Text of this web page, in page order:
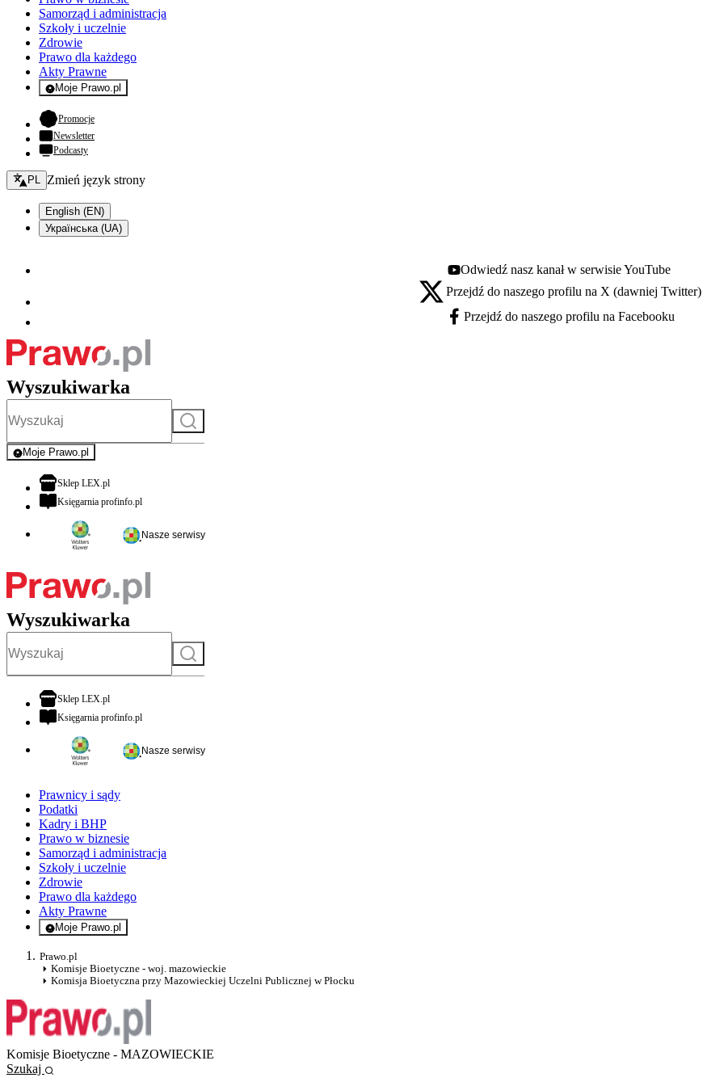
Samorząd i administracja
Szkoły i uczelnie
Zdrowie
Prawo dla każdego
Akty Prawne
Moje Prawo.pl
- rejestracja i logowanie do serwisu
Promocje- otwiera się w nowej karcie
Newsletter
Podcasty
Zmień język - bieżący:
PL Zmień język strony
English (EN)
Українська (UA)
Youtube - otwiera się w nowej karcie
Odwiedź nasz kanał w serwisie YouTube
X - otwiera się w nowej karcie
Przejdź do naszego profilu na X (dawniej Twitter)
Facebook - otwiera się w nowej karcie
Przejdź do naszego profilu na Facebooku
Wyszukiwarka
Szukaj
Moje Prawo.pl
- rejestracja i logowanie do serwisu
Sklep LEX.plotwiera się w nowej karcie
Księgarnia profinfo.plotwiera się w nowej karcie
Nasze serwisy
Wyszukiwarka
Szukaj
Sklep LEX.plotwiera się w nowej karcie
Księgarnia profinfo.plotwiera się w nowej karcie
Nasze serwisy
Prawnicy i sądy
Podatki
Kadry i BHP
Prawo w biznesie
Samorząd i administracja
Szkoły i uczelnie
Zdrowie
Prawo dla każdego
Akty Prawne
Moje Prawo.pl
- rejestracja i logowanie do serwisu
Prawo.pl
Komisje Bioetyczne - woj. mazowieckie
Komisja Bioetyczna przy Mazowieckiej Uczelni Publicznej w Płocku
Komisje Bioetyczne - MAZOWIECKIE
Szukaj